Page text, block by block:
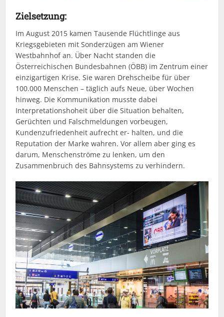
Zielsetzung:
Im August 2015 kamen Tausende Flüchtlinge aus
Kriegsgebieten mit Sonderzügen am Wiener
Westbahnhof an. Über Nacht standen die
Österreichischen Bundesbahnen (ÖBB) im Zentrum einer
einzigartigen Krise. Sie waren Drehscheibe für über
100.000 Menschen – täglich aufs Neue, über Wochen
hinweg. Die Kommunikation musste dabei
Interpretationshoheit über die Situation behalten,
Gerüchten und Falschmeldungen vorbeugen,
Kundenzufriedenheit aufrecht er- halten, und die
Reputation der Marke wahren. Vor allem aber ging es
darum, Menschenströme zu lenken, um den
Zusammenbruch des Bahnsystems zu verhindern.